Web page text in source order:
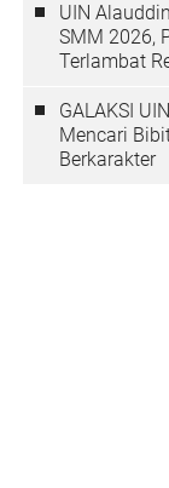
UIN
SMM 2026,
Terlambat
GALAKSI
Mencari
Berkarakter